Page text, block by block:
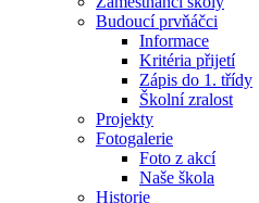
Budoucí prvňáčci
Informace
Kritéria přijetí
Zápis do 1. třídy
Školní zralost
Projekty
Fotogalerie
Foto z akcí
Naše škola
Historie